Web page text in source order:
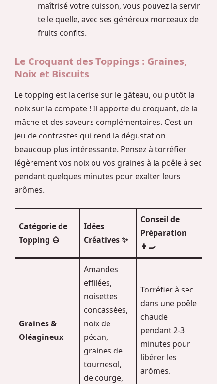
maîtrisé votre cuisson, vous pouvez la servir
telle quelle, avec ses généreux morceaux de
fruits confits.
Le Croquant des Toppings : Graines,
Noix et Biscuits
Le topping est la cerise sur le gâteau, ou plutôt la
noix sur la compote ! Il apporte du croquant, de la
mâche et des saveurs complémentaires. C’est un
jeu de contrastes qui rend la dégustation
beaucoup plus intéressante. Pensez à torréfier
légèrement vos noix ou vos graines à la poêle à sec
pendant quelques minutes pour exalter leurs
arômes.
Catégorie de
Topping 🌰
Idées
Créatives ✨
Conseil de
Préparation
👨‍🍳
Graines &
Oléagineux
Amandes
effilées,
noisettes
concassées,
noix de
pécan,
graines de
tournesol,
de courge,
Torréfier à sec
dans une poêle
chaude
pendant 2-3
minutes pour
libérer les
arômes.